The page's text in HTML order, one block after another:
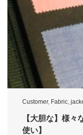
Customer, Fabric,
【大胆な】様々
使い】